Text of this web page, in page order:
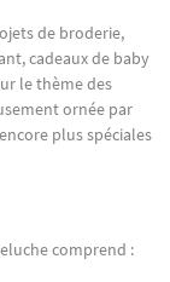
de broderie,
cadeaux de baby
le thème des
ornée par
plus spéciales
comprend :